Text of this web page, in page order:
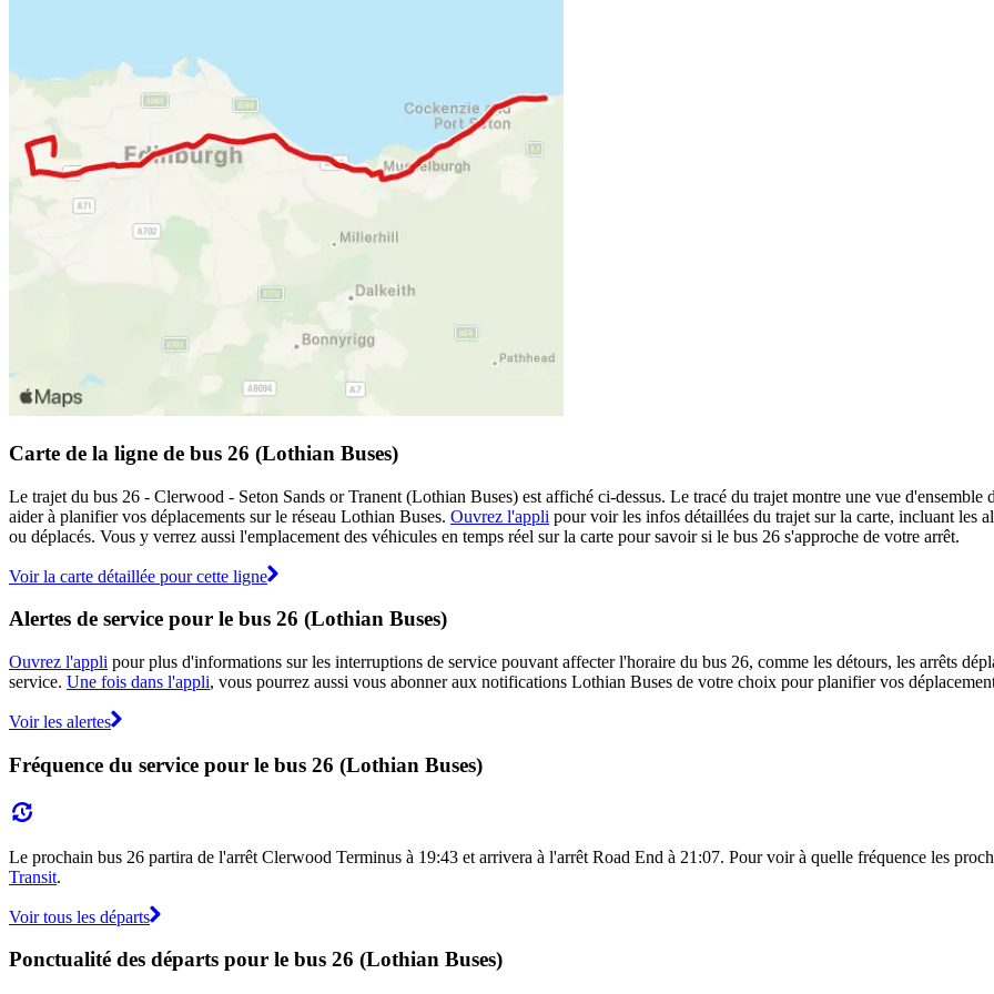
Carte de la ligne de bus 26 (Lothian Buses)
Le trajet du bus 26 - Clerwood - Seton Sands or Tranent (Lothian Buses) est affiché ci-dessus. Le tracé du trajet montre une vue
aider à planifier vos déplacements sur le réseau Lothian Buses. Ouvrez l'appli pour voir les infos détaillées du trajet sur la carte, incluant les
ou déplacés. Vous y verrez aussi l'emplacement des véhicules en temps réel sur la carte pour savoir si le bus 26 s'approche de votre arrêt.
Voir la carte détaillée pour cette ligne
Alertes de service pour le bus 26 (Lothian Buses)
Ouvrez l'appli pour plus d'informations sur les interruptions de service pouvant affecter l'horaire du bus 26, comme les détours, les arrêts
service. Une fois dans l'appli, vous pourrez aussi vous abonner aux notifications Lothian Buses de votre choix pour planifier vos
Voir les alertes
Fréquence du service pour le bus 26 (Lothian Buses)
Le prochain bus 26 partira de l'arrêt Clerwood Terminus à 19:43 et arrivera à l'arrêt Road End à 21:07. Pour voir à quelle fréquence les
Transit.
Voir tous les départs
Ponctualité des départs pour le bus 26 (Lothian Buses)